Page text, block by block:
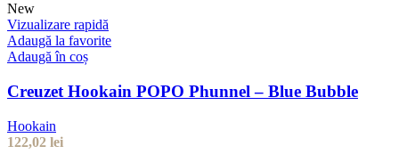
New
Vizualizare rapidă
Adaugă la favorite
Adaugă în coș
Creuzet Hookain POPO Phunnel – Blue Bubble
Hookain
122,02 lei